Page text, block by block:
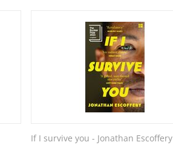
If I survive you - Jonathan Escoffery